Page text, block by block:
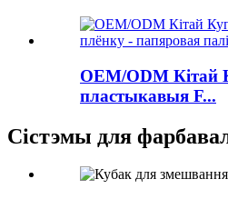
OEM/ODM Кітай
пластыкавыя F...
Сістэмы для